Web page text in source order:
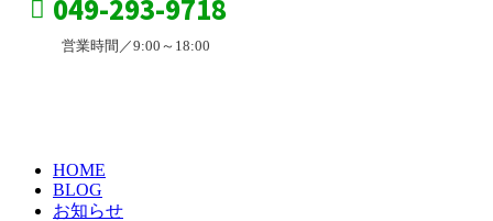
049-293-9718
営業時間／9:00～18:00
HOME
BLOG
お知らせ